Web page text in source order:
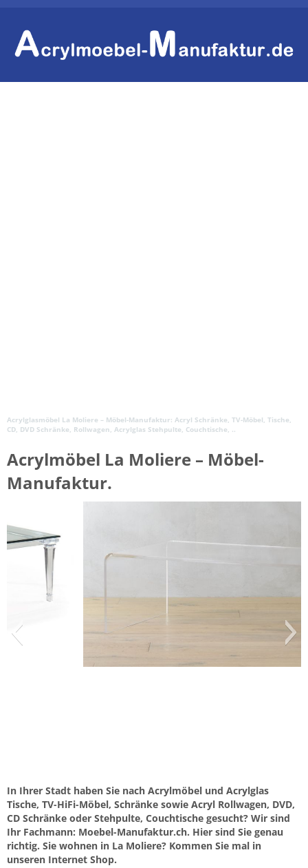
Acrylglasmöbel La Moliere – Möbel-Manufaktur: Acryl Schränke, TV-Möbel, Tische,
CD, DVD Schränke, Rollwagen, Acrylglas Stehpulte, Couchtische, ..
Acrylmöbel La Moliere – Möbel-
Manufaktur.
In Ihrer Stadt haben Sie nach Acrylmöbel und Acrylglas
Tische, TV-HiFi-Möbel, Schränke sowie Acryl Rollwagen, DVD,
CD Schränke oder Stehpulte, Couchtische gesucht? Wir sind
Ihr Fachmann: Moebel-Manufaktur.ch. Hier sind Sie genau
richtig. Sie wohnen in La Moliere? Kommen Sie mal in
unseren Internet Shop.